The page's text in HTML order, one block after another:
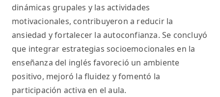
dinámicas grupales y las actividades
motivacionales, contribuyeron a reducir la
ansiedad y fortalecer la autoconfianza. Se concluyó
que integrar estrategias socioemocionales en la
enseñanza del inglés favoreció un ambiente
positivo, mejoró la fluidez y fomentó la
participación activa en el aula.